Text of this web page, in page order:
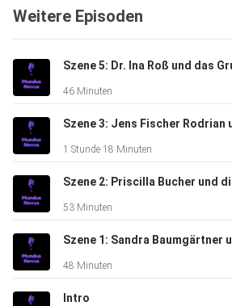
www.antjemies.de
Weitere Episoden
46 Minuten
1 Stunde 18 Minuten
53 Minuten
48 Minuten
Intro